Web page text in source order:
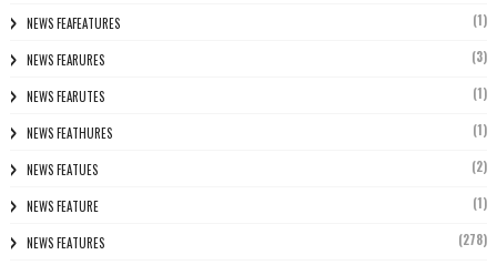
NEWS FEAFEATURES (1)
NEWS FEARURES (3)
NEWS FEARUTES (1)
NEWS FEATHURES (1)
NEWS FEATUES (2)
NEWS FEATURE (1)
NEWS FEATURES (278)